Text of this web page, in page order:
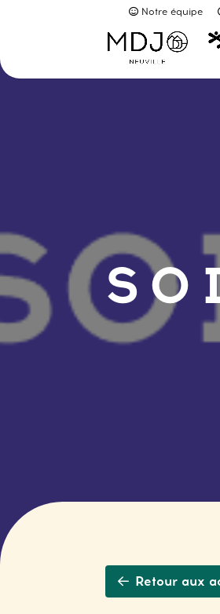
Notre équipe
Retour aux